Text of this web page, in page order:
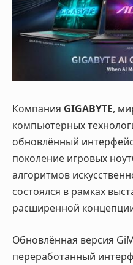
Компания GIGABYTE,
компьютерных
обновлённый интерфейс
поколение игровых
алгоритмов
состоялся в рамках
расширенной
Обновлённая версия
переработанный